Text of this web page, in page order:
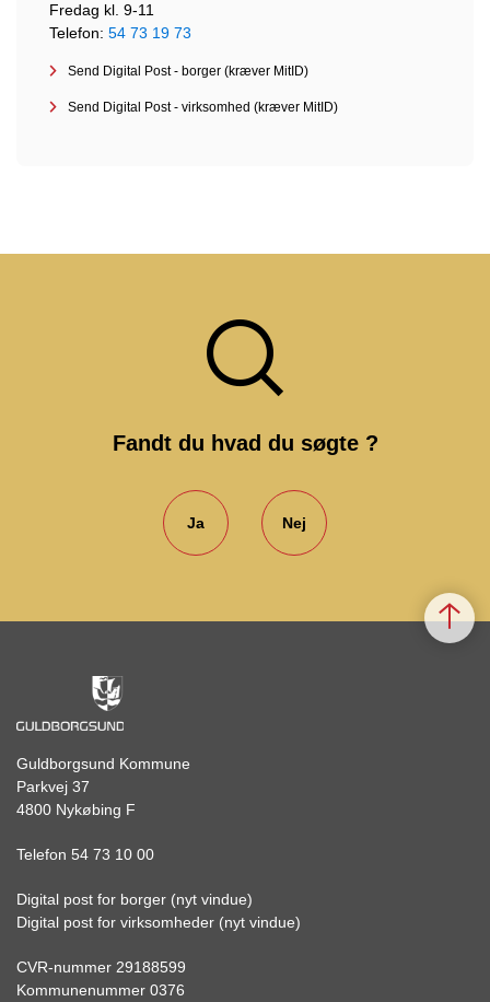
Fredag kl. 9-11
Telefon: 54 73 19 73
Send Digital Post - borger (kræver MitID)
Send Digital Post - virksomhed (kræver MitID)
Fandt du hvad du søgte ?
Ja Nej
Guldborgsund Kommune
Parkvej 37
4800 Nykøbing F
Telefon 54 73 10 00
Digital post for borger (nyt vindue)
Digital post for virksomheder (nyt vindue)
CVR-nummer 29188599
Kommunenummer 0376